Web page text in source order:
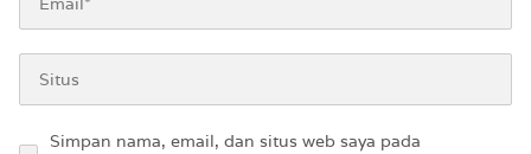
Simpan nama, email, dan situs web saya pada